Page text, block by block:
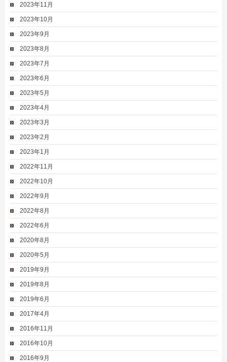
2023年11月
2023年10月
2023年9月
2023年8月
2023年7月
2023年6月
2023年5月
2023年4月
2023年3月
2023年2月
2023年1月
2022年11月
2022年10月
2022年9月
2022年8月
2022年6月
2020年8月
2020年5月
2019年9月
2019年8月
2019年6月
2017年4月
2016年11月
2016年10月
2016年9月